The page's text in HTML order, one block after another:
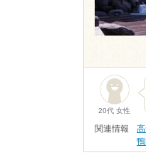
20代 女性
関連情報